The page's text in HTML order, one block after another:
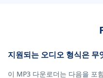
지원되는 오디오 형식은 무
이 MP3 다운로더는 다음을 포